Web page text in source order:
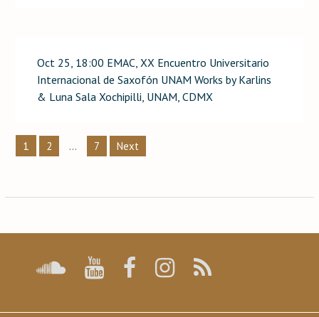
Oct 25, 18:00 EMAC, XX Encuentro Universitario
Internacional de Saxofón UNAM Works by Karlins
& Luna Sala Xochipilli, UNAM, CDMX
Posts
pagination
1 2 … 7 Next